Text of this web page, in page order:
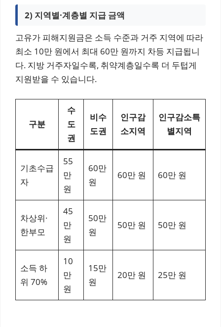
2) 지역별·계층별 지급 금액
고유가 피해지원금은 소득 수준과 거주 지역에 따라
최소 10만 원에서 최대 60만 원까지 차등 지급됩니
다. 지방 거주자일수록, 취약계층일수록 더 두텁게
지원받을 수 있습니다.
구분
수
도
권
비수
도권
인구감
소지역
인구감소특
별지역
기초수급
자
55
만
원
60만
원
60만 원 60만 원
차상위·
한부모
45
만
원
50만
원
50만 원 50만 원
소득 하
위 70%
10
만
원
15만
원
20만 원 25만 원